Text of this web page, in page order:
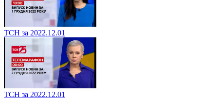
ТСН за 2022.12.01
ТСН за 2022.12.01